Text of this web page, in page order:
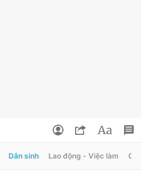
Dân sinh Lao động - Việc làm